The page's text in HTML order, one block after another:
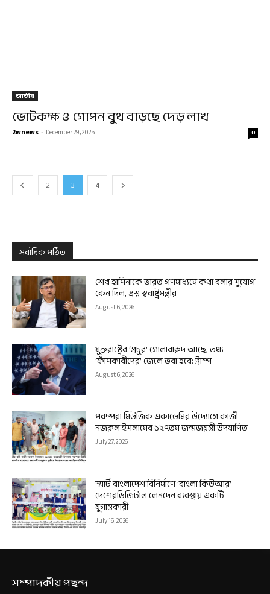
জাতীয়
ভোটকক্ষ ও গোপন বুথ বাড়ছে দেড় লাখ
2wnews - December 29, 2025 0
2 3 4
সর্বাধিক পঠিত
শেখ হাসিনাকে ভারত গণমাধ্যমে কথা বলার সুযোগ
কেন দিল, প্রশ্ন স্বরাষ্ট্রমন্ত্রীর
August 6, 2026
যুক্তরাষ্ট্রের ‘প্রচুর’ গোলাবারুদ আছে, তথ্য
‘ফাঁসকারীদের’ জেলে ভরা হবে: ট্রাম্প
August 6, 2026
পরম্পরা মিউজিক একাডেমির উদ্যোগে কাজী
নজরুল ইসলামের ১২৭তম জন্মজয়ন্তী উদযাপিত
July 27, 2026
স্মার্ট বাংলাদেশ বিনির্মাণে ‘বাংলা কিউআর’
দেশেরডিজিটাল লেনদেন ব্যবস্থায় একটি
যুগান্তকারী
July 16, 2026
সম্পাদকীয় পছন্দ